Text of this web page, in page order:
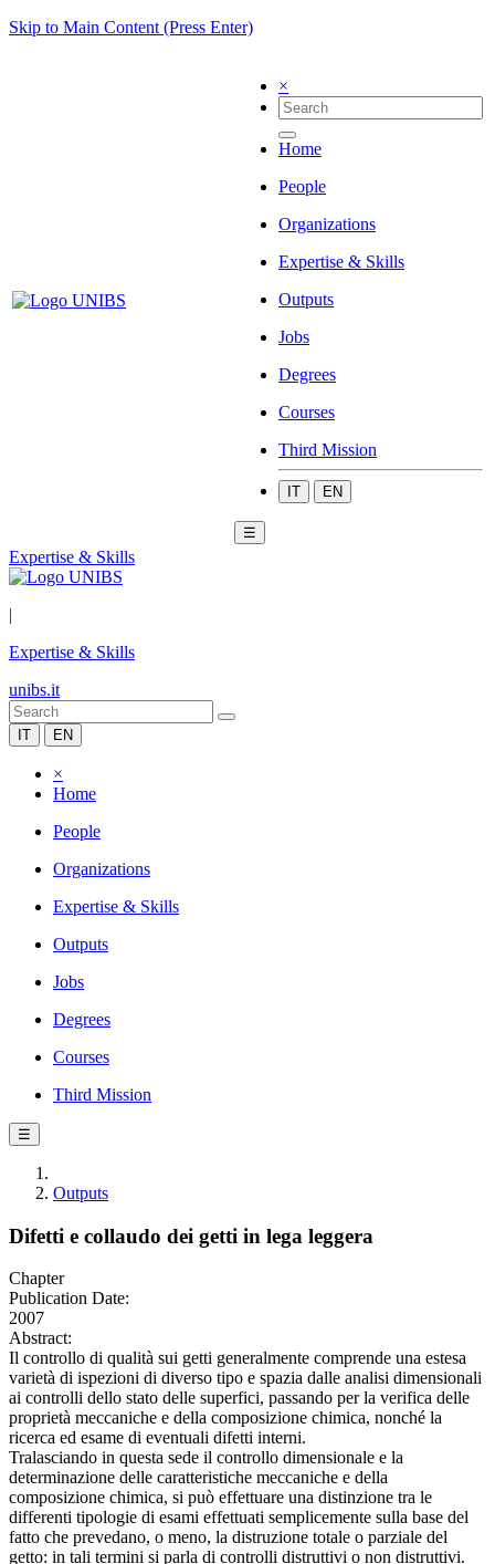
Skip to Main Content (Press Enter)
×
Home
People
Organizations
Expertise & Skills
Outputs
Jobs
Degrees
Courses
Third Mission
IT EN
☰
Expertise & Skills
|
Expertise & Skills
unibs.it
IT EN
×
Home
People
Organizations
Expertise & Skills
Outputs
Jobs
Degrees
Courses
Third Mission
☰
Outputs
Difetti e collaudo dei getti in lega leggera
Chapter
Publication Date:
2007
Abstract:
Il controllo di qualità sui getti generalmente comprende una estesa
varietà di ispezioni di diverso tipo e spazia dalle analisi dimensionali
ai controlli dello stato delle superfici, passando per la verifica delle
proprietà meccaniche e della composizione chimica, nonché la
ricerca ed esame di eventuali difetti interni.
Tralasciando in questa sede il controllo dimensionale e la
determinazione delle caratteristiche meccaniche e della
composizione chimica, si può effettuare una distinzione tra le
differenti tipologie di esami effettuati semplicemente sulla base del
fatto che prevedano, o meno, la distruzione totale o parziale del
getto: in tali termini si parla di controlli distruttivi o non distruttivi.